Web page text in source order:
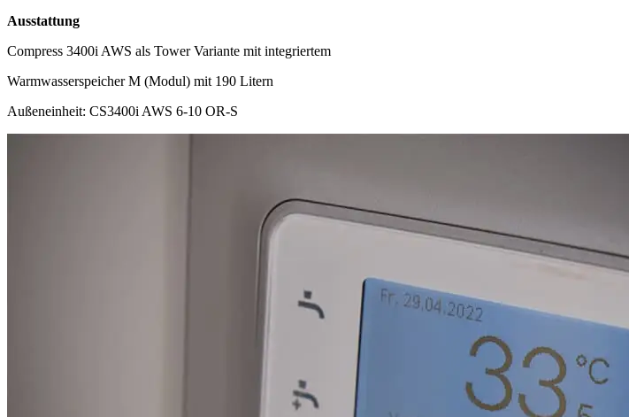
Ausstattung
Compress 3400i AWS als Tower Variante mit integriertem
Warmwasserspeicher M (Modul) mit 190 Litern
Außeneinheit: CS3400i AWS 6-10 OR-S